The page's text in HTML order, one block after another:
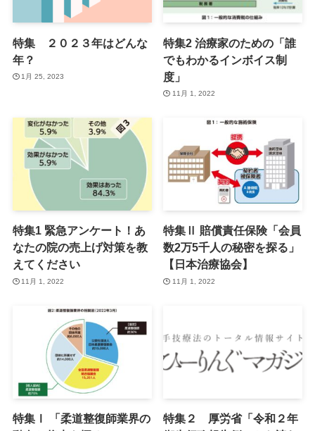
特集 ２０２３年はどんな
年？
1月 25, 2023
特集2 治療家のための「誰
でもわかるインボイス制
度」
11月 1, 2022
特集1 緊急アンケート！あ
なたの院の売上げ対策を教
えてください
11月 1, 2022
特集Ⅱ 賠償責任保険「会員
数2万5千人の秘密を探る」
【日本治療協会】
11月 1, 2022
特集Ⅰ 「柔道整復師業界の
特集２ 厚労省「令和２年